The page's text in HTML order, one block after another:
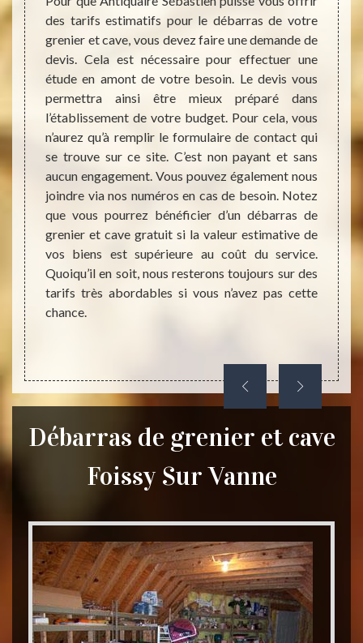
plus
Cela
en
peut
de
vous
de
des tarifs estimatifs pour le débarras de votre
grenier et cave, vous devez faire une demande de
devis. Cela est nécessaire pour effectuer une
étude en amont de votre besoin. Le devis vous
permettra ainsi être mieux préparé dans
l’établissement de votre budget. Pour cela, vous
n’aurez qu’à remplir le formulaire de contact qui
se trouve sur ce site. C’est non payant et sans
aucun engagement. Vous pouvez également nous
joindre via nos numéros en cas de besoin. Notez
que vous pourrez bénéficier d’un débarras de
grenier et cave gratuit si la valeur estimative de
vos biens est supérieure au coût du service.
Quoiqu’il en soit, nous resterons toujours sur des
tarifs très abordables si vous n’avez pas cette
chance.
d’y
ou
tout
à
ont
des
Débarras de grenier et cave
Foissy Sur Vanne